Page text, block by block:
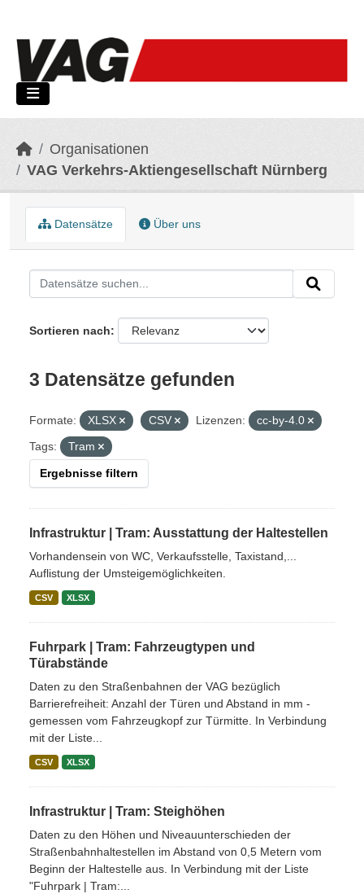
Organisationen
VAG Verkehrs-Aktiengesellschaft Nürnberg
Datensätze Über uns
Sortieren nach
3 Datensätze gefunden
Formate: XLSX CSV Lizenzen:
cc-by-4.0
Tags:
Tram
Ergebnisse filtern
Infrastruktur | Tram: Ausstattung der Haltestellen
Vorhandensein von WC, Verkaufsstelle, Taxistand,...
Auflistung der Umsteigemöglichkeiten.
CSV XLSX
Fuhrpark | Tram: Fahrzeugtypen und
Türabstände
Daten zu den Straßenbahnen der VAG bezüglich
Barrierefreiheit: Anzahl der Türen und Abstand in mm -
gemessen vom Fahrzeugkopf zur Türmitte. In Verbindung
mit der Liste...
CSV XLSX
Infrastruktur | Tram: Steighöhen
Daten zu den Höhen und Niveauunterschieden der
Straßenbahnhaltestellen im Abstand von 0,5 Metern vom
Beginn der Haltestelle aus. In Verbindung mit der Liste
"Fuhrpark | Tram:...